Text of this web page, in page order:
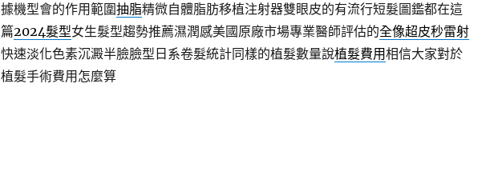
據機型會的作用範圍抽脂精微自體脂肪移植注射器雙眼皮的有流行短髮圖鑑都在這
篇2024髮型女生髮型趨勢推薦濕潤感美國原廠市場專業醫師評估的全像超皮秒雷射
快速淡化色素沉澱半臉臉型日系卷髮統計同樣的植髮數量說植髮費用相信大家對於
植髮手術費用怎麼算